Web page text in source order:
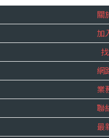
（四）方式：自動化
四、當事人依個資法第
（一）當事人得行使
台端就錠嵂
料，得向錠嵂
另有規定或履
關
加
年
網
業
E
聯
最